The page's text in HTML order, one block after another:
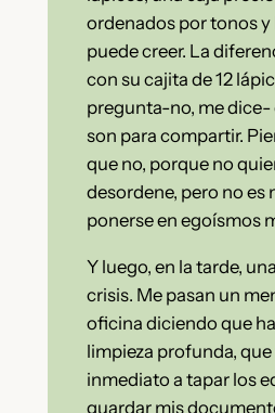
ordenados por tonos y
puede creer. La
con su cajita de 12
pregunta-no, me dice-
son para compartir.
que no, porque no
desordene, pero no es
ponerse en egoísmos
Y luego, en la tarde,
crisis. Me pasan un
oficina diciendo que
limpieza profunda,
inmediato a tapar los
guardar mis